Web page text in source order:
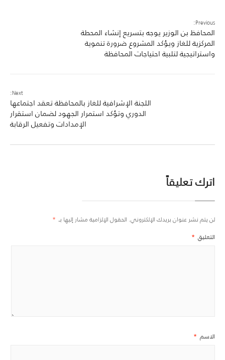
Previous:
المحافظ بن الوزير يوجه بتسريع إنشاء المحطة
المركزية للغاز ويؤكد المشروع ضرورة تنموية
واستراتيجية لتلبية احتياجات المحافظة
Next:
اللجنة الإشرافية للغاز بالمحافظة تعقد اجتماعها
الدوري وتؤكد استمرار الجهود لضمان استقرار
الإمدادات وتفعيل الرقابة
اترك تعليقاً
لن يتم نشر عنوان بريدك الإلكتروني. الحقول الإلزامية مشار إليها بـ *
التعليق *
الاسم *